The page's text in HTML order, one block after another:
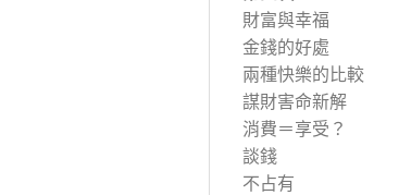
財富與幸福
金錢的好處
兩種快樂的比較
謀財害命新解
消費＝享受？
談錢
不占有